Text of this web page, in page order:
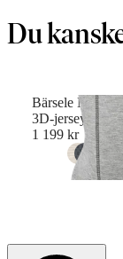
Du
Bärsele Mini
3D-jersey,
1 199 kr
+